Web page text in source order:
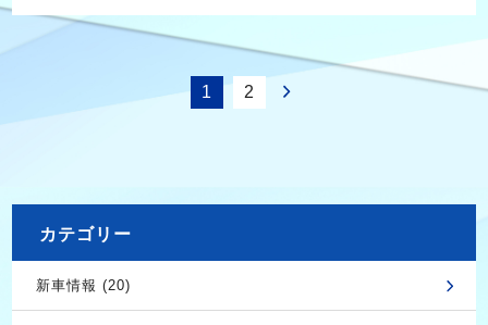
1 2
カテゴリー
新車情報 (20)